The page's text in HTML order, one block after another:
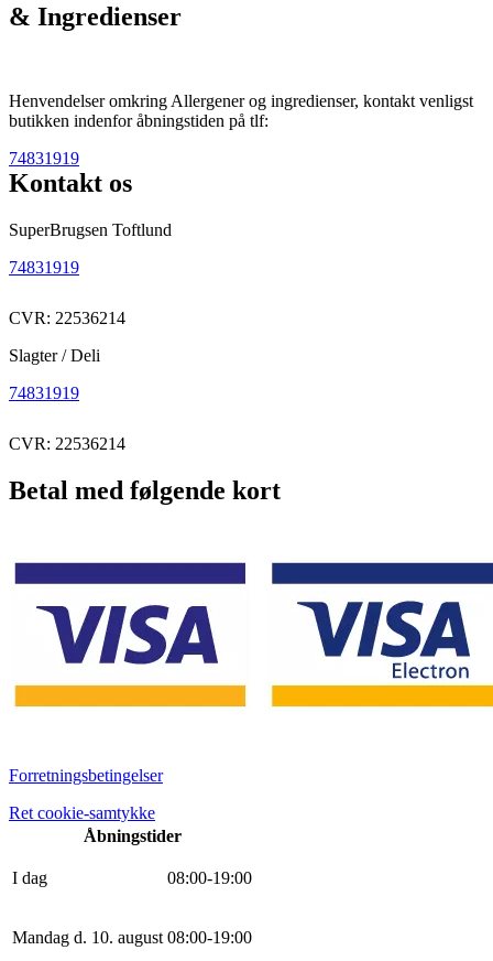
& Ingredienser
Henvendelser omkring Allergener og ingredienser, kontakt venligst
butikken indenfor åbningstiden på tlf:
74831919
Kontakt os
SuperBrugsen Toftlund
74831919
CVR: 22536214
Slagter / Deli
74831919
CVR: 22536214
Betal med følgende kort
Forretningsbetingelser
Ret cookie-samtykke
Åbningstider
I dag 08:00-19:00
Mandag d. 10. august 08:00-19:00